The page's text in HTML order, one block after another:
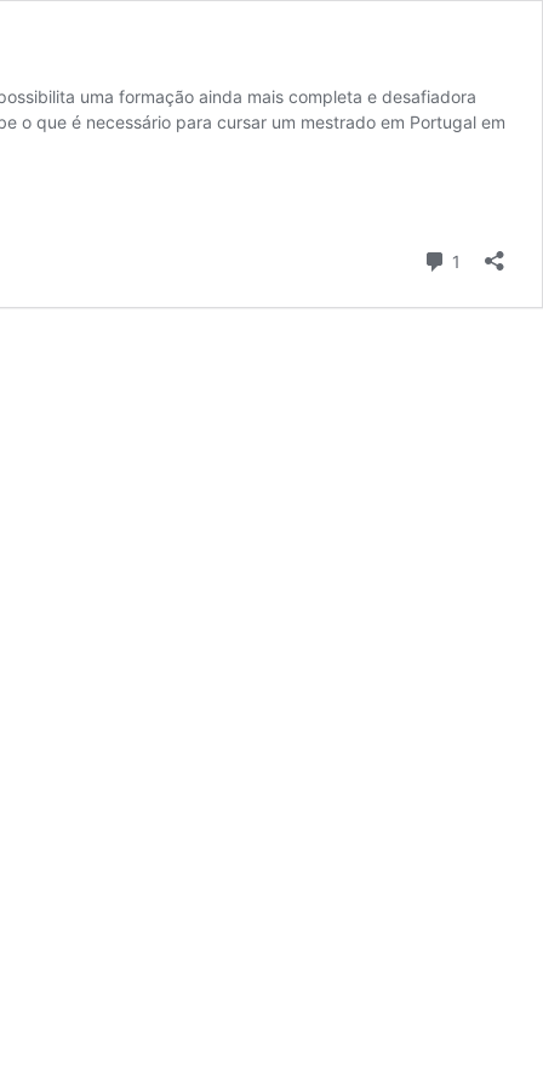
uma formação ainda mais completa e desafiadora
o que é necessário para cursar um mestrado em Portugal em
1